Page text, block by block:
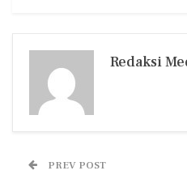
Redaksi
PREV POST